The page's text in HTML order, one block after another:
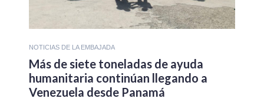
NOTICIAS DE LA EMBAJADA
Más de siete toneladas de ayuda
humanitaria continúan llegando a
Venezuela desde Panamá